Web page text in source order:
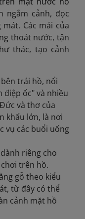
ngắm cảnh, đọc
Các mái của
thoát nước, tận
thác, tạo cảnh
trái hồ, nổi
ốc" và nhiều
và thơ của
khấu lớn, là nơi
vụ các buổi uống
riêng cho
trên hồ.
gỗ theo kiểu
từ đây có thể
cảnh mặt hồ